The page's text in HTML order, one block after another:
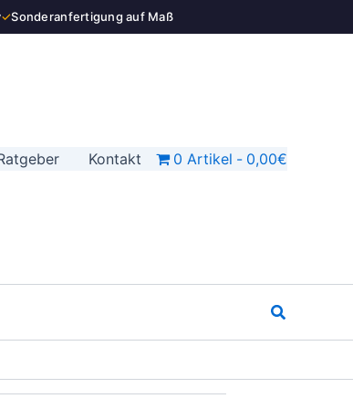
✓Sonderanfertigung auf Maß
Kontakt 0 Artikel 0,00€
Suchen